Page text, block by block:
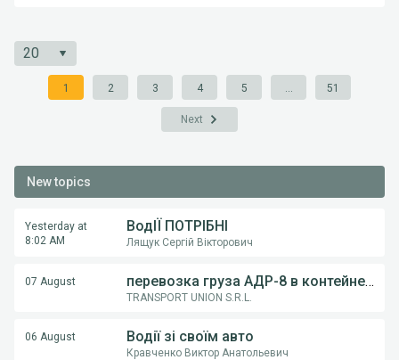
1 2 3 4 5 51
Next
New topics
Yesterday at
8:02 AM
ВодІЇ ПОТРІБНІ
Лящук Сергій Вікторович
07 August перевозка груза АДР-8 в контейнерах из Румынии в Украину
TRANSPORT UNION S.R.L.
06 August Водії зі своїм авто
Кравченко Виктор Анатольевич